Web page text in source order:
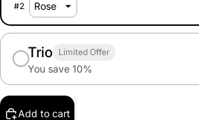
#2
Trio Limited Offer
You save 10%
Add to cart